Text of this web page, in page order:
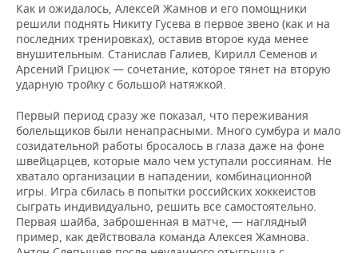
Как и ожидалось, Алексей Жамнов и его помощники
решили поднять Никиту Гусева в первое звено (как и на
последних тренировках), оставив второе куда менее
внушительным. Станислав Галиев, Кирилл Семенов и
Арсений Грицюк — сочетание, которое тянет на вторую
ударную тройку с большой натяжкой.
Первый период сразу же показал, что переживания
болельщиков были ненапрасными. Много сумбура и мало
созидательной работы бросалось в глаза даже на фоне
швейцарцев, которые мало чем уступали россиянам. Не
хватало организации в нападении, комбинационной
игры. Игра сбилась в попытки российских хоккеистов
сыграть индивидуально, решить все самостоятельно.
Первая шайба, заброшенная в матче, — наглядный
пример, как действовала команда Алексея Жамнова.